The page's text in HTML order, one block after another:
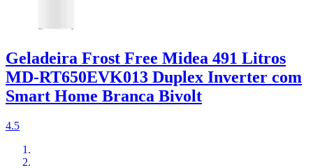
Geladeira Frost Free Midea 491 Litros
MD-RT650EVK013 Duplex Inverter com
Smart Home Branca Bivolt
4.5